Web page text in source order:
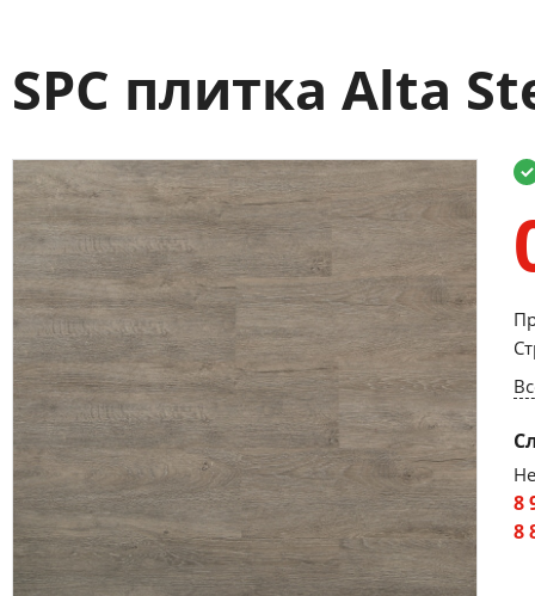
SPC плитка Alta
8
8